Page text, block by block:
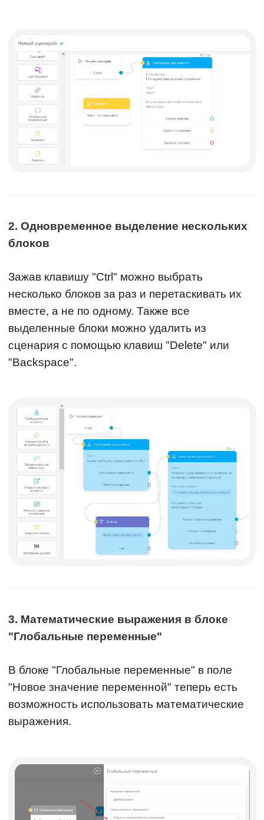
2. Одновременное выделение нескольких
блоков
Зажав клавишу "Ctrl" можно выбрать
несколько блоков за раз и перетаскивать их
вместе, а не по одному. Также все
выделенные блоки можно удалить из
сценария с помощью клавиш "Delete" или
"Backspace".
3. Математические выражения в блоке
"Глобальные переменные"
В блоке "Глобальные переменные" в поле
"Новое значение переменной" теперь есть
возможность использовать математические
выражения.